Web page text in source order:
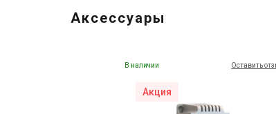
Аксессуары
В наличии Оставить
Акция